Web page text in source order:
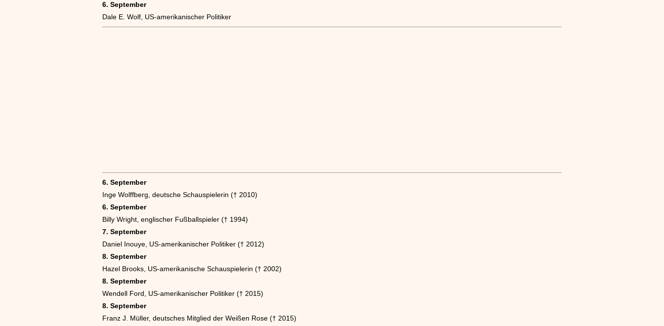
6. September
Dale E. Wolf, US-amerikanischer Politiker
6. September
Inge Wolffberg, deutsche Schauspielerin († 2010)
6. September
Billy Wright, englischer Fußballspieler († 1994)
7. September
Daniel Inouye, US-amerikanischer Politiker († 2012)
8. September
Hazel Brooks, US-amerikanische Schauspielerin († 2002)
8. September
Wendell Ford, US-amerikanischer Politiker († 2015)
8. September
Franz J. Müller, deutsches Mitglied der Weißen Rose († 2015)